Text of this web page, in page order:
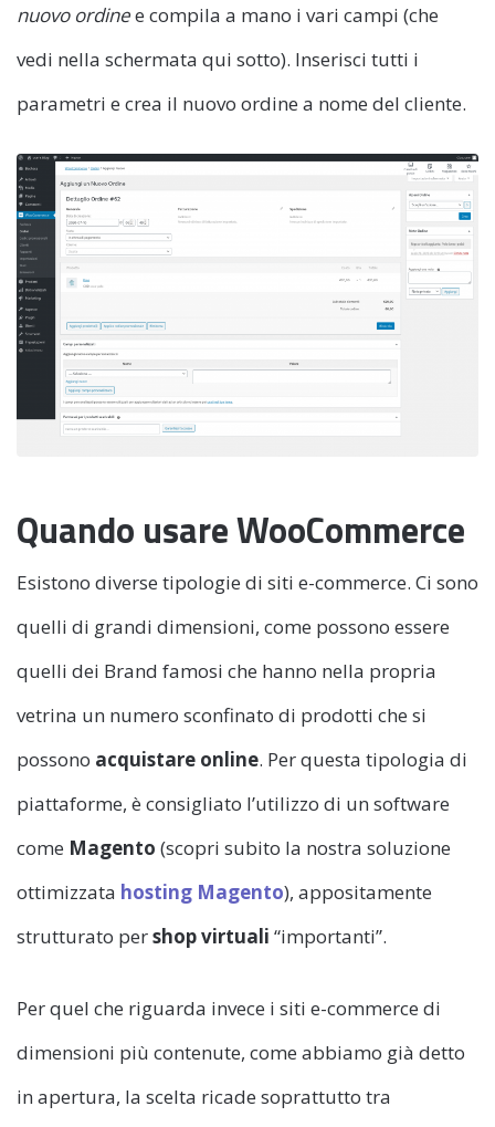
nuovo ordinee compila a mano i vari campi (che
vedi nella schermata qui sotto). Inserisci tutti i
parametri e crea il nuovo ordine a nome del cliente.
Quando usare WooCommerce
Esistono diverse tipologie di siti e-commerce. Ci sono
quelli di grandi dimensioni, come possono essere
quelli dei Brand famosi che hanno nella propria
vetrina un numero sconfinato di prodotti che si
possono acquistare online. Per questa tipologia di
piattaforme, è consigliato l’utilizzo di un software
come Magento (scopri subito la nostra soluzione
ottimizzata hosting Magento), appositamente
strutturato pershop virtuali “importanti”.
Per quel che riguarda invece i siti e-commerce di
dimensioni più contenute, come abbiamo già detto
in apertura, la scelta ricade soprattutto tra